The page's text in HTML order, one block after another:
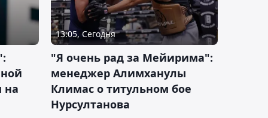
на
13:05, Сегодня
"Я очень рад за Мейирима":
менеджер Алимханулы
Климас о титульном бое
Нурсултанова